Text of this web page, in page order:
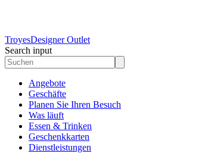
TroyesDesigner Outlet
Search input
Angebote
Geschäfte
Planen Sie Ihren Besuch
Was läuft
Essen & Trinken
Geschenkkarten
Dienstleistungen